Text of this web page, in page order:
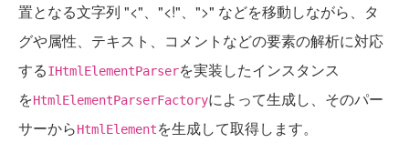
置となる文字列 "<"、"<!"、">" などを移動しながら、タ
グや属性、テキスト、コメントなどの要素の解析に対応
するIHtmlElementParserを実装したインスタンス
をHtmlElementParserFactoryによって生成し、そのパー
サーからHtmlElementを生成して取得します。